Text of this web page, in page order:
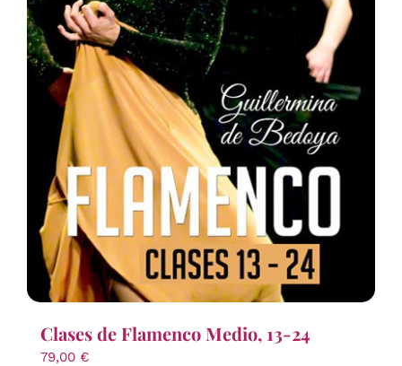
Clases de Flamenco Medio, 13-24
79,00 €